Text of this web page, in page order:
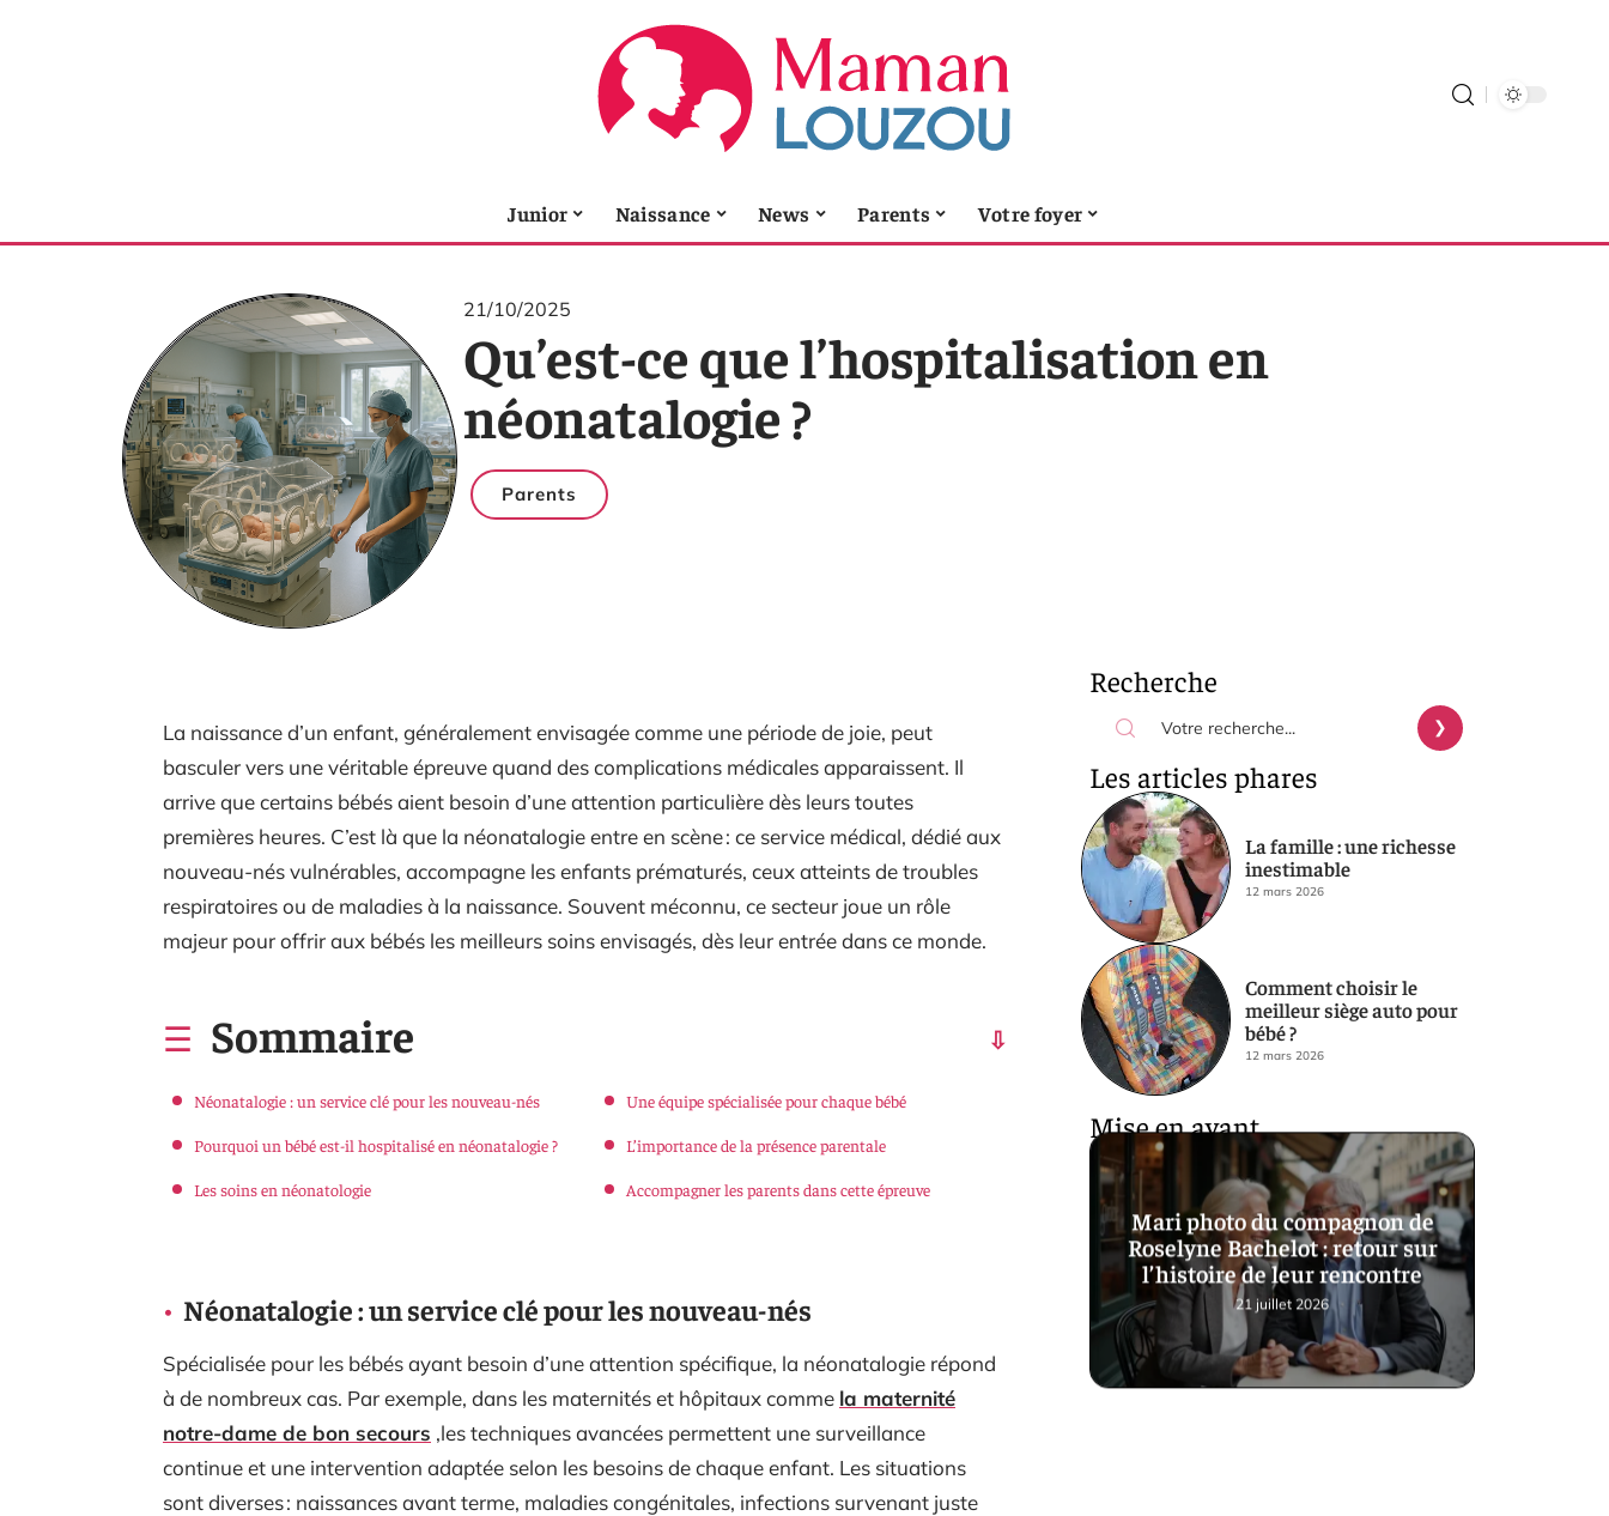
Junior Naissance News Parents Votre foyer
21/10/2025
Qu’est-ce que l’hospitalisation en
néonatalogie ?
Parents
La naissance d’un enfant, généralement envisagée comme une période de joie, peut
basculer vers une véritable épreuve quand des complications médicales apparaissent. Il
arrive que certains bébés aient besoin d’une attention particulière dès leurs toutes
premières heures. C’est là que la néonatalogie entre en scène : ce service médical, dédié aux
nouveau-nés vulnérables, accompagne les enfants prématurés, ceux atteints de troubles
respiratoires ou de maladies à la naissance. Souvent méconnu, ce secteur joue un rôle
majeur pour offrir aux bébés les meilleurs soins envisagés, dès leur entrée dans ce monde.
Sommaire
Néonatalogie : un service clé pour les nouveau-nés
Pourquoi un bébé est-il hospitalisé en néonatalogie ?
Les soins en néonatologie
Une équipe spécialisée pour chaque bébé
L’importance de la présence parentale
Accompagner les parents dans cette épreuve
Néonatalogie : un service clé pour les nouveau-nés
Spécialisée pour les bébés ayant besoin d’une attention spécifique, la néonatalogie répond
à de nombreux cas. Par exemple, dans les maternités et hôpitaux comme la maternité
notre-dame de bon secours ,les techniques avancées permettent une surveillance
continue et une intervention adaptée selon les besoins de chaque enfant. Les situations
sont diverses : naissances avant terme, maladies congénitales, infections survenant juste
Recherche
Les articles phares
La famille : une richesse
inestimable
12 mars 2026
Comment choisir le
meilleur siège auto pour
bébé ?
12 mars 2026
Mise en avant
Mari photo du compagnon de
Roselyne Bachelot : retour sur
l’histoire de leur rencontre
21 juillet 2026